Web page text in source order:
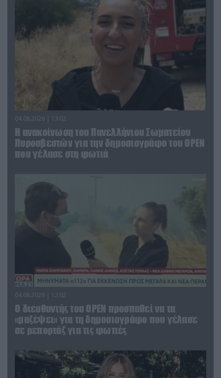
04.08.2026 | 13:02
Η ανακοίνωση του Πανελλήνιου Σωματείου
Πυροσβεστών για την δημοσιογράφο του OPEN
που γέλασε στη φωτιά
04.08.2026 | 12:02
O διευθυντής του OPEN προσπαθεί να τα
«μαζέψει» για τη δημοσιογράφο που γέλασε
σε ρεπορτάζ για τις φωτιές